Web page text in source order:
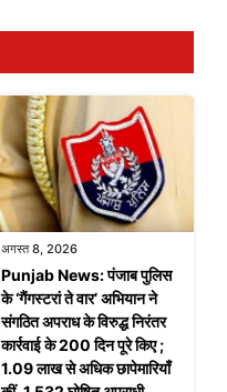
अगस्त 8, 2026
Punjab News: पंजाब पुलिस
के ‘गैंगस्टरां ते वार’ अभियान ने
संगठित अपराध के विरुद्ध निरंतर
कार्रवाई के 200 दिन पूरे किए ;
1.09 लाख से अधिक छापेमारियाँ